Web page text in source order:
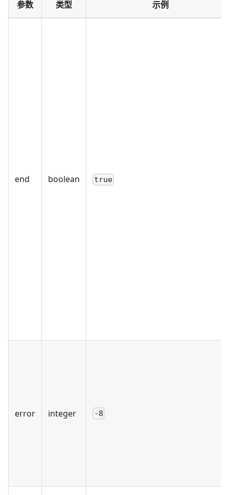
参数 类型 示例
end boolean true
error integer -8